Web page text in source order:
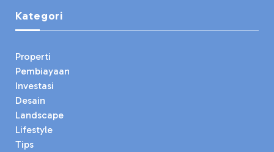
Kategori
Properti
Pembiayaan
Investasi
Desain
Landscape
Lifestyle
Tips